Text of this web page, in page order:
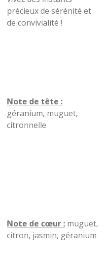
précieux de sérénité et
de convivialité !
Note de tête :
géranium, muguet,
citronnelle
Note de cœur : muguet,
citron, jasmin, géranium